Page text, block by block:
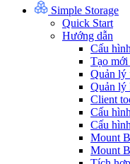
Simple Storage
Quick Start
Hướng dẫn
Cấu
Tạo mới
Quản lý
Quản lý
Client
Cấu
Cấu
Mount
Mount